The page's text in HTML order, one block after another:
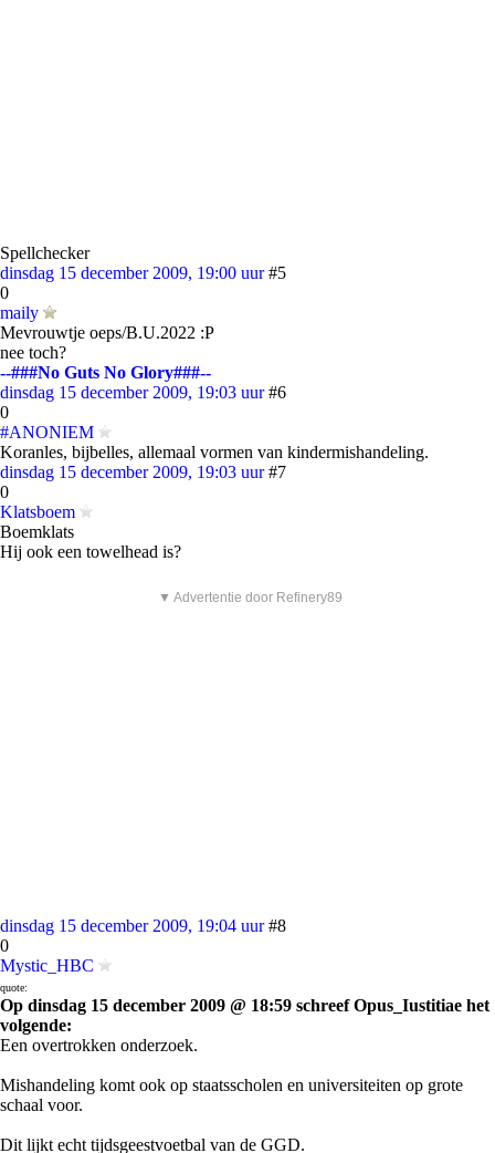
Spellchecker
dinsdag 15 december 2009, 19:00 uur #5
0
maily
Mevrouwtje oeps/B.U.2022 :P
nee toch?
--###No Guts No Glory###--
dinsdag 15 december 2009, 19:03 uur #6
0
#ANONIEM
Koranles, bijbelles, allemaal vormen van kindermishandeling.
dinsdag 15 december 2009, 19:03 uur #7
0
Klatsboem
Boemklats
Hij ook een towelhead is?
▼ Advertentie door Refinery89
dinsdag 15 december 2009, 19:04 uur #8
0
Mystic_HBC
quote:
Op dinsdag 15 december 2009 @ 18:59 schreef Opus_Iustitiae het
volgende:
Een overtrokken onderzoek.
Mishandeling komt ook op staatsscholen en universiteiten op grote
schaal voor.
Dit lijkt echt tijdsgeestvoetbal van de GGD.